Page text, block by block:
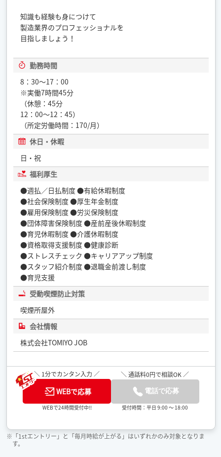
知識も経験も身につけて
製造業界のプロフェッショナルを
目指しましょう！
勤務時間
8：30〜17：00
※実働7時間45分
（休憩：45分
12：00～12：45）
（所定労働時間：170/月）
休日・休暇
日・祝
福利厚生
●週払／日払制度 ●有給休暇制度
●社会保険制度 ●厚生年金制度
●雇用保険制度 ●労災保険制度
●団体障害保険制度 ●産前産後休暇制度
●育児休暇制度 ●介護休暇制度
●資格取得支援制度 ●健康診断
●ストレスチェック ●キャリアアップ制度
●スタッフ紹介制度 ●退職金前渡し制度
●育児支援
受動喫煙防止対策
喫煙所屋外
会社情報
株式会社TOMIYO JOB
＼ 1分でカンタン入力 ／
WEBで応募
WEBで24時間受付中!!
＼ 通話料0円で相談OK ／
電話で応募
受付時間：平日 9:00 ～ 18:00
※「1stエントリー」と「毎月時給が上がる」はいずれかのみ対象となりま
す。